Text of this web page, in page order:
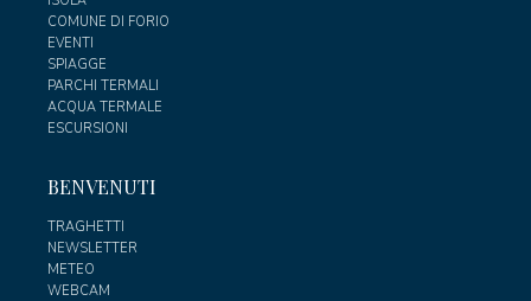
COMUNE DI FORIO
EVENTI
SPIAGGE
PARCHI TERMALI
ACQUA TERMALE
ESCURSIONI
BENVENUTI
TRAGHETTI
NEWSLETTER
METEO
WEBCAM